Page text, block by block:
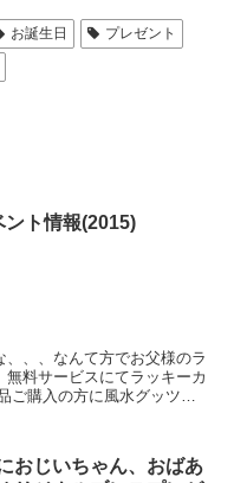
お誕生日
プレゼント
ント情報(2015)
、、なんて方でお父様のラ
料サービスにてラッキーカ
おじいちゃん、おばあ